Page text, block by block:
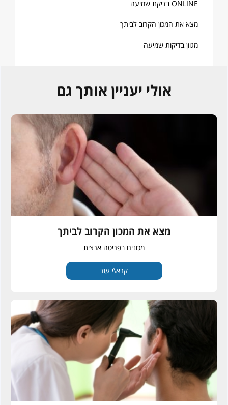
ONLINE בדיקת שמיעה
מצא את המכון הקרוב לביתך
מגוון בדיקות שמיעה
אולי יעניין אותך גם
מצא את המכון הקרוב לביתך
מכונים בפריסה ארצית
קרא\י עוד